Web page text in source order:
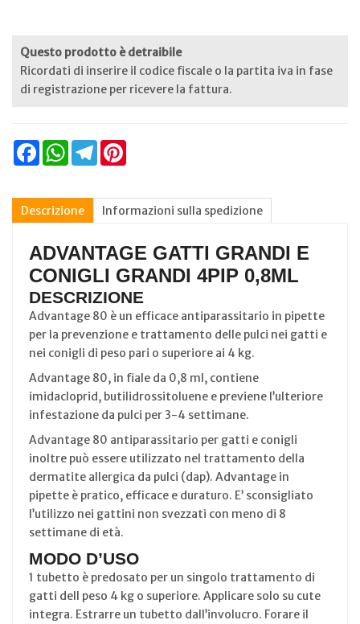
Questo prodotto è detraibile
Ricordati di inserire il codice fiscale o la partita iva in fase
di registrazione per ricevere la fattura.
FacebookWhatsAppTelegram
Descrizione Informazioni sulla spedizione
ADVANTAGE GATTI GRANDI E
CONIGLI GRANDI 4PIP 0,8ML
DESCRIZIONE
Advantage 80 è un efficace antiparassitario in pipette
per la prevenzione e trattamento delle pulci nei gatti e
nei conigli di peso pari o superiore ai 4 kg.
Advantage 80, in fiale da 0,8 ml, contiene
imidacloprid, butilidrossitoluene e previene l’ulteriore
infestazione da pulci per 3-4 settimane.
Advantage 80 antiparassitario per gatti e conigli
inoltre può essere utilizzato nel trattamento della
dermatite allergica da pulci (dap). Advantage in
pipette è pratico, efficace e duraturo. E’ sconsigliato
l’utilizzo nei gattini non svezzati con meno di 8
settimane di età.
MODO D’USO
1 tubetto è predosato per un singolo trattamento di
gatti dell peso 4 kg o superiore. Applicare solo su cute
integra. Estrarre un tubetto dall’involucro. Forare il